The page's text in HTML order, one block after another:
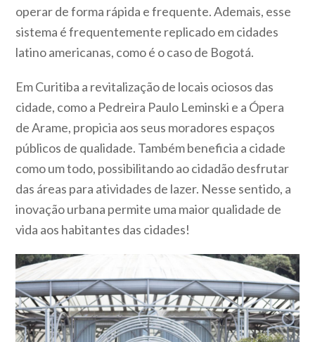
operar de forma rápida e frequente. Ademais, esse
sistema é frequentemente replicado em cidades
latino americanas, como é o caso de Bogotá.
Em Curitiba a revitalização de locais ociosos das
cidade, como a Pedreira Paulo Leminski e a Ópera
de Arame, propicia aos seus moradores espaços
públicos de qualidade. Também beneficia a cidade
como um todo, possibilitando ao cidadão desfrutar
das áreas para atividades de lazer. Nesse sentido, a
inovação urbana permite uma maior qualidade de
vida aos habitantes das cidades!